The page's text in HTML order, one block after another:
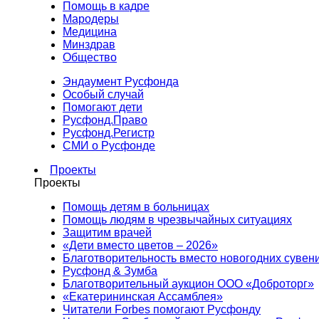
Помощь в кадре
Мародеры
Медицина
Минздрав
Общество
Эндаумент Русфонда
Особый случай
Помогают дети
Русфонд.Право
Русфонд.Регистр
СМИ о Русфонде
Проекты
Проекты
Помощь детям в больницах
Помощь людям в чрезвычайных ситуациях
Защитим врачей
«Дети вместо цветов – 2026»
Благотворительность вместо новогодних
Русфонд & Зумба
Благотворительный аукцион ООО «Доброторг»
«Екатерининская Ассамблея»
Читатели Forbes помогают Русфонду